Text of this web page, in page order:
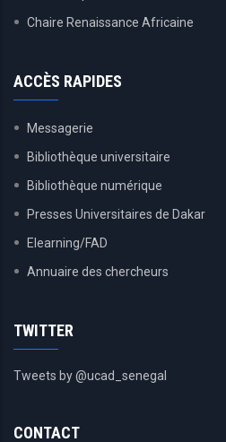
Chaire Renaissance Africaine
ACCÈS RAPIDES
Messagerie
Bibliothèque universitaire
Bibliothèque numérique
Presses Universitaires de Dakar
Elearning/FAD
Annuaire des chercheurs
TWITTER
Tweets by @ucad_senegal
CONTACT